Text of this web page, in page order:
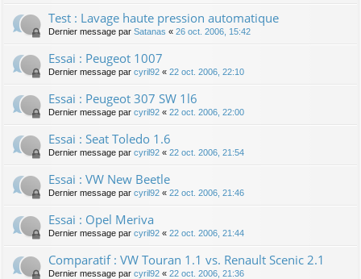
Test : Lavage haute pression automatique
Dernier message par Satanas « 26 oct. 2006, 15:42
Essai : Peugeot 1007
Dernier message par cyril92 « 22 oct. 2006, 22:10
Essai : Peugeot 307 SW 1l6
Dernier message par cyril92 « 22 oct. 2006, 22:00
Essai : Seat Toledo 1.6
Dernier message par cyril92 « 22 oct. 2006, 21:54
Essai : VW New Beetle
Dernier message par cyril92 « 22 oct. 2006, 21:46
Essai : Opel Meriva
Dernier message par cyril92 « 22 oct. 2006, 21:44
Comparatif : VW Touran 1.1 vs. Renault Scenic 2.1
Dernier message par cyril92 « 22 oct. 2006, 21:36